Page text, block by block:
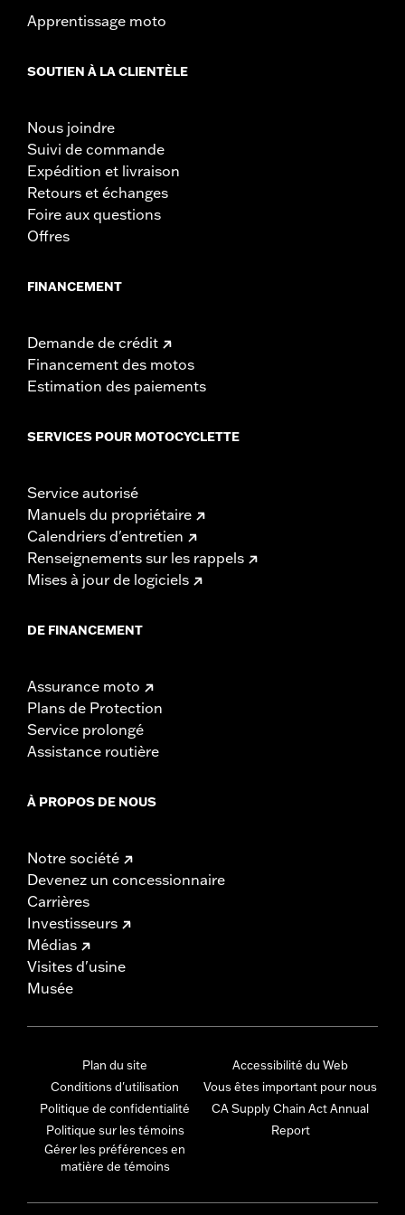
Apprentissage moto
SOUTIEN À LA CLIENTÈLE
Nous joindre
Suivi de commande
Expédition et livraison
Retours et échanges
Foire aux questions
Offres
FINANCEMENT
Demande de crédit
Financement des motos
Estimation des paiements
SERVICES POUR MOTOCYCLETTE
Service autorisé
Manuels du propriétaire
Calendriers d'entretien
Renseignements sur les rappels
Mises à jour de logiciels
DE FINANCEMENT
Assurance moto
Plans de Protection
Service prolongé
Assistance routière
À PROPOS DE NOUS
Notre société
Devenez un concessionnaire
Carrières
Investisseurs
Médias
Visites d'usine
Musée
Plan du site
Conditions d'utilisation
Politique de confidentialité
Politique sur les témoins
Gérer les préférences en
matière de témoins
Accessibilité du Web
Vous êtes important pour nous
CA Supply Chain Act Annual
Report